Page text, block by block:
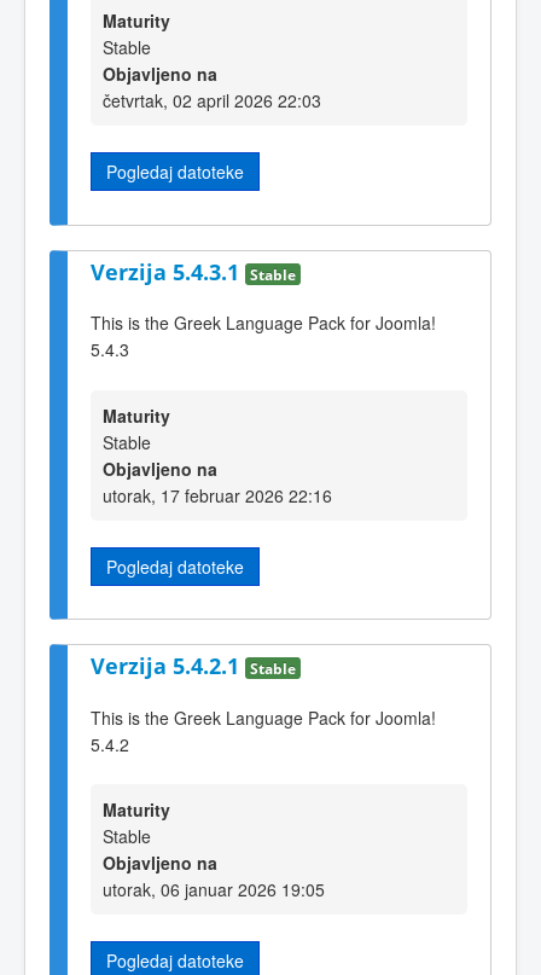
Maturity
Stable
Objavljeno na
četvrtak, 02 april 2026 22:03
Pogledaj datoteke
Verzija 5.4.3.1 Stable
This is the Greek Language Pack for Joomla!
5.4.3
Maturity
Stable
Objavljeno na
utorak, 17 februar 2026 22:16
Pogledaj datoteke
Verzija 5.4.2.1 Stable
This is the Greek Language Pack for Joomla!
5.4.2
Maturity
Stable
Objavljeno na
utorak, 06 januar 2026 19:05
Pogledaj datoteke